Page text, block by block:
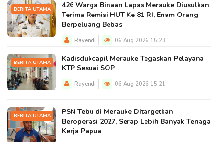
BERITA UTAMA
426 Warga Binaan Lapas Merauke Diusulkan
Terima Remisi HUT Ke 81 RI, Enam Orang
Berpeluang Bebas
Rayendi 06 Aug 2026 15:23
BERITA UTAMA
Kadisdukcapil Merauke Tegaskan Pelayana
KTP Sesuai SOP
Rayendi 06 Aug 2026 15:21
BERITA UTAMA
PSN Tebu di Merauke Ditargetkan
Beroperasi 2027, Serap Lebih Banyak Tenaga
Kerja Papua